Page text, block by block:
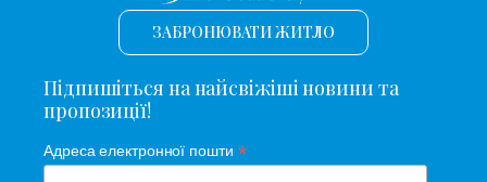
ЗАБРОНЮВАТИ ЖИТЛО
Підпишіться на найсвіжіші новини та
пропозиції!
Адреса електронної пошти *